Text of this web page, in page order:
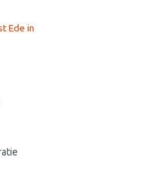
Ede in